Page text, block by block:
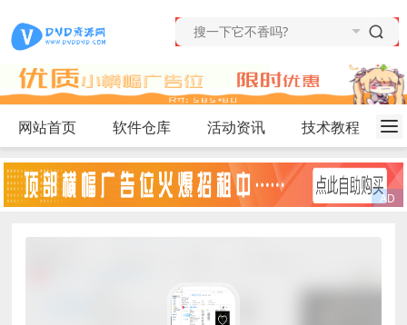
网站首页 软件仓库 活动资讯 技术教程